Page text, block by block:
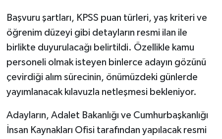
Başvuru şartları, KPSS puan türleri, yaş kriteri ve
öğrenim düzeyi gibi detayların resmi ilan ile
birlikte duyurulacağı belirtildi. Özellikle kamu
personeli olmak isteyen binlerce adayın gözünü
çevirdiği alım sürecinin, önümüzdeki günlerde
yayımlanacak kılavuzla netleşmesi bekleniyor.
Adayların, Adalet Bakanlığı ve Cumhurbaşkanlığı
İnsan Kaynakları Ofisi tarafından yapılacak resmi